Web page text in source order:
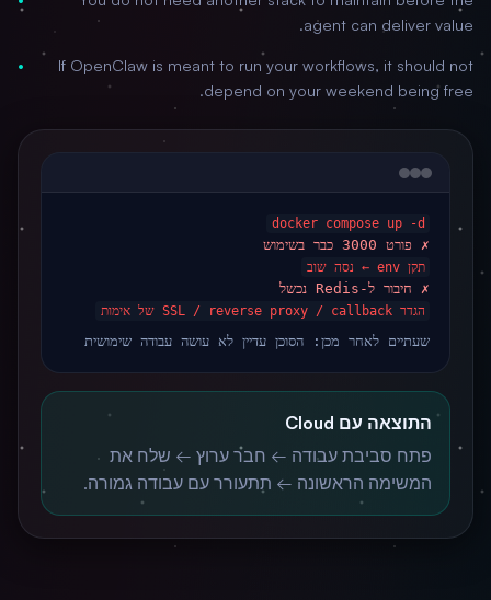
agent can deliver value.
If OpenClaw is meant to run your workflows, it should not
depend on your weekend being free.
docker compose up -d
✗ פורט 3000 כבר בשימוש
תקן env ← נסה שוב
✗ חיבור ל-Redis נכשל
הגדר SSL / reverse proxy / callback של אימות
שעתיים לאחר מכן: הסוכן עדיין לא עושה עבודה שימושית
התוצאה עם Cloud
פתח סביבת עבודה ← חבר ערוץ ← שלח את
המשימה הראשונה ← תתעורר עם עבודה גמורה.